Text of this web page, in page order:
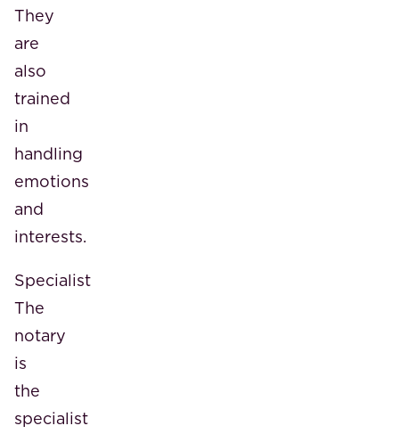
They
are
also
trained
in
handling
emotions
and
interests.
Specialist
The
notary
is
the
specialist